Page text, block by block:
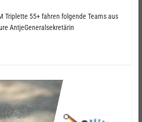
Triplette 55+ fahren folgende Teams aus
AntjeGeneralsekretärin